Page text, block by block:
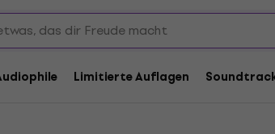
Limitierte Auflagen